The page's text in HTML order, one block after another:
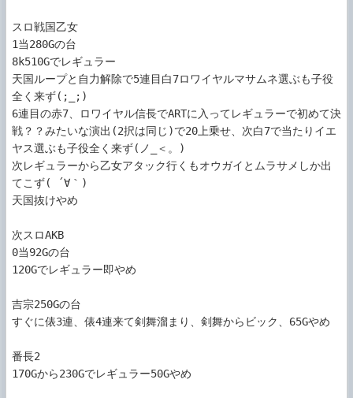
スロ戦国乙女
1当280Gの台
8k510Gでレギュラー
天国ループと自力解除で5連目白7ロワイヤルマサムネ選ぶも子役
全く来ず(;_;)
6連目の赤7、ロワイヤル信長でARTに入ってレギュラーで初めて決
戦？？みたいな演出(2択は同じ)で20上乗せ、次白7で当たりイエ
ヤス選ぶも子役全く来ず(ノ_＜。)
次レギュラーから乙女アタック行くもオウガイとムラサメしか出
てこず( ´∀｀)
天国抜けやめ
次スロAKB
0当92Gの台
120Gでレギュラー即やめ
吉宗250Gの台
すぐに俵3連、俵4連来て剣舞溜まり、剣舞からビック、65Gやめ
番長2
170Gから230Gでレギュラー50Gやめ